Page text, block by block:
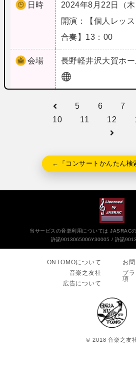
日時
2024年8月22日（木
開演：【個人レッ
合奏】13：00
会場 長野軽井沢大賀ホ
5 6 7
10
11 12
←「コンサートかんたん検
当サービスの音楽利用については JASRAC
許諾9013065006Y30005
許諾
ONTOMOについて
音楽之友社
広告について
お
プ
項
© 2018 音楽之友